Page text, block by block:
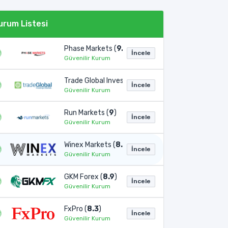
tarz egzotik bölgelerde faaliyet gösteren şirketler genellikle
Listesi
Phase Markets (9.1 )
Güvenilir Kurum
İncele
Trade Global Invest (9)
Güvenilir Kurum
İncele
Run Markets (9)
Güvenilir Kurum
İncele
Winex Markets (8.9)
Güvenilir Kurum
İncele
GKM Forex (8.9)
Güvenilir Kurum
İncele
FxPro (8.3)
Güvenilir Kurum
İncele